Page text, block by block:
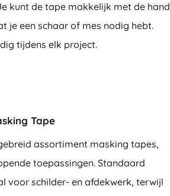
kunt de tape makkelijk met de hand
je een schaar of mes nodig hebt.
tijdens elk project.
Tape
assortiment masking tapes,
toepassingen. Standaard
voor schilder- en afdekwerk, terwijl